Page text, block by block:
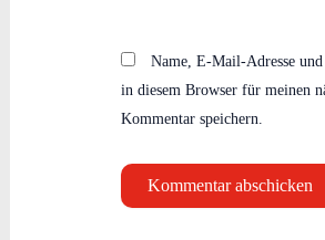
Name, E-Mail-Adresse und
in diesem Browser für meinen
Kommentar speichern.